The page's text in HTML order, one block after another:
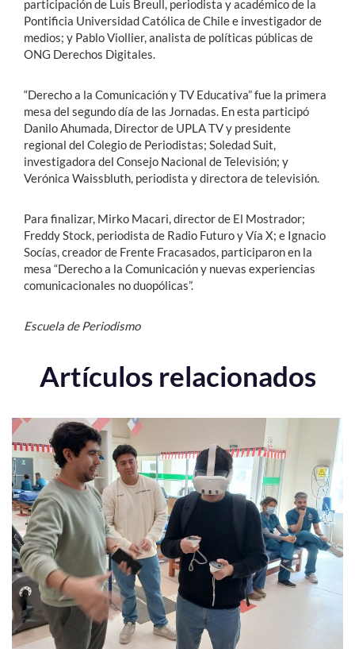
participación de Luis Breull, periodista y académico de la
Pontificia Universidad Católica de Chile e investigador de
medios; y Pablo Viollier, analista de políticas públicas de
ONG Derechos Digitales.
“Derecho a la Comunicación y TV Educativa” fue la primera
mesa del segundo día de las Jornadas. En esta participó
Danilo Ahumada, Director de UPLA TV y presidente
regional del Colegio de Periodistas; Soledad Suit,
investigadora del Consejo Nacional de Televisión; y
Verónica Waissbluth, periodista y directora de televisión.
Para finalizar, Mirko Macari, director de El Mostrador;
Freddy Stock, periodista de Radio Futuro y Vía X; e Ignacio
Socías, creador de Frente Fracasados, participaron en la
mesa “Derecho a la Comunicación y nuevas experiencias
comunicacionales no duopólicas”.
Escuela de Periodismo
Artículos relacionados